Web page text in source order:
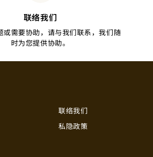
联络我们
或需要协助，请与我们联系，我们随
时为您提供协助。
联络我们
私隐政策